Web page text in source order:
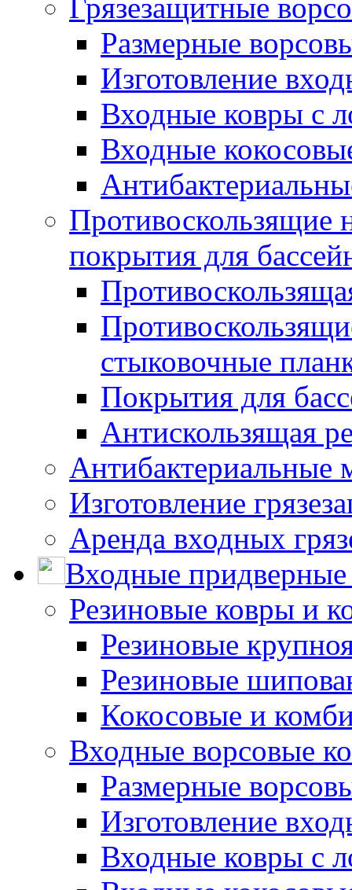
Грязезащитные
Размерные
Изготовление
Входные ковры с
Входные
Противоскользящие
покрытия для
стыковочные
Покрытия для
Антискользящая
Антибактериальные
Изготовление
Аренда входных
Входные
Резиновые ковры и
Резиновые
Резиновые
Кокосовые и
Входные ворсовые
Размерные
Изготовление
Входные ковры с